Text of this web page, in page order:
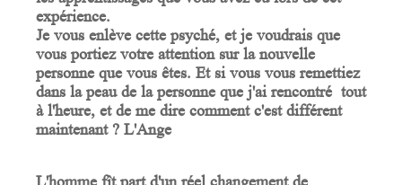
expérience.
Je vous enlève cette psyché, et je voudrais que
vous portiez votre attention sur la nouvelle
personne que vous êtes. Et si vous vous remettiez
dans la peau de la personne que j'ai rencontré tout
à l'heure, et de me dire comment c'est différent
maintenant ? L'Ange
L'homme fît part d'un réel changement de